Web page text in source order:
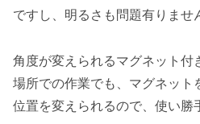
ですし、明るさも問題有りませ
角度が変えられるマグネット付
場所での作業でも、マグネット
位置を変えられるので、使い勝